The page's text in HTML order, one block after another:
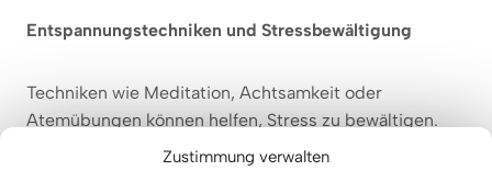
Zustimmung verwalten
Entspannungstechniken und Stressbewältigung
Techniken wie Meditation, Achtsamkeit oder
Atemübungen können helfen, Stress zu bewältigen.
Regelmäßige Dehnungspausen oder ein kurzer